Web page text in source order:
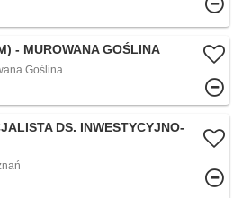
- MUROWANA GOŚLINA
Goślina
DS. INWESTYCYJNO-